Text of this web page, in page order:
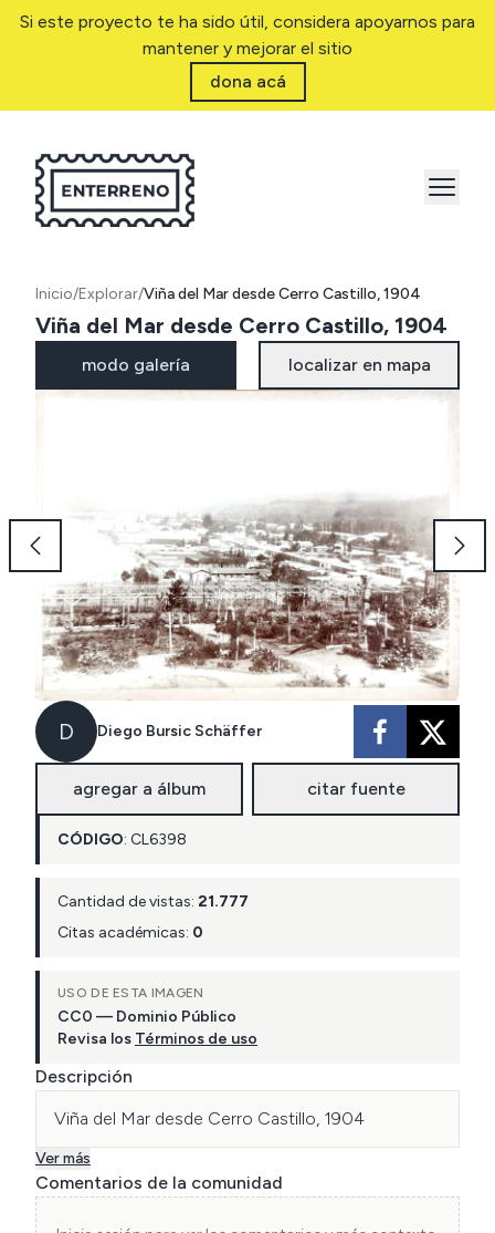
Si este proyecto te ha sido útil, considera apoyarnos para
mantener y mejorar el sitio
dona acá
Inicio/Explorar/Viña del Mar desde Cerro Castillo, 1904
Viña del Mar desde Cerro Castillo, 1904
modo galería localizar en mapa
D Diego Bursic Schäffer
agregar a álbum citar fuente
CÓDIGO: CL6398
Cantidad de vistas: 21.777
Citas académicas: 0
USO DE ESTA IMAGEN
CC0 — Dominio Público
Revisa los Términos de uso
Descripción
Viña del Mar desde Cerro Castillo, 1904
Ver más
Comentarios de la comunidad